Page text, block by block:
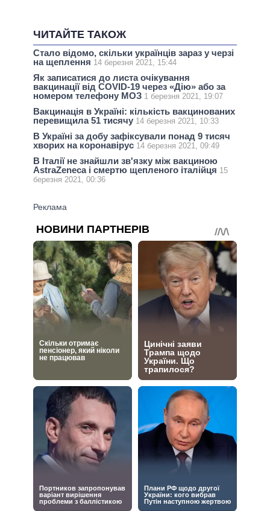
ЧИТАЙТЕ ТАКОЖ
Стало відомо, скільки українців зараз у черзі
на щеплення 14 березня 2021, 15:44
Як записатися до листа очікування
вакцинації від COVID-19 через «Дію» або за
номером телефону МОЗ 1 березня 2021, 19:07
Вакцинація в Україні: кількість вакцинованих
перевищила 51 тисячу 14 березня 2021, 10:33
В Україні за добу зафіксували понад 9 тисяч
хворих на коронавірус 14 березня 2021, 09:49
В Італії не знайшли зв'язку між вакциною
AstraZeneca і смертю щепленого італійця 15
березня 2021, 00:36